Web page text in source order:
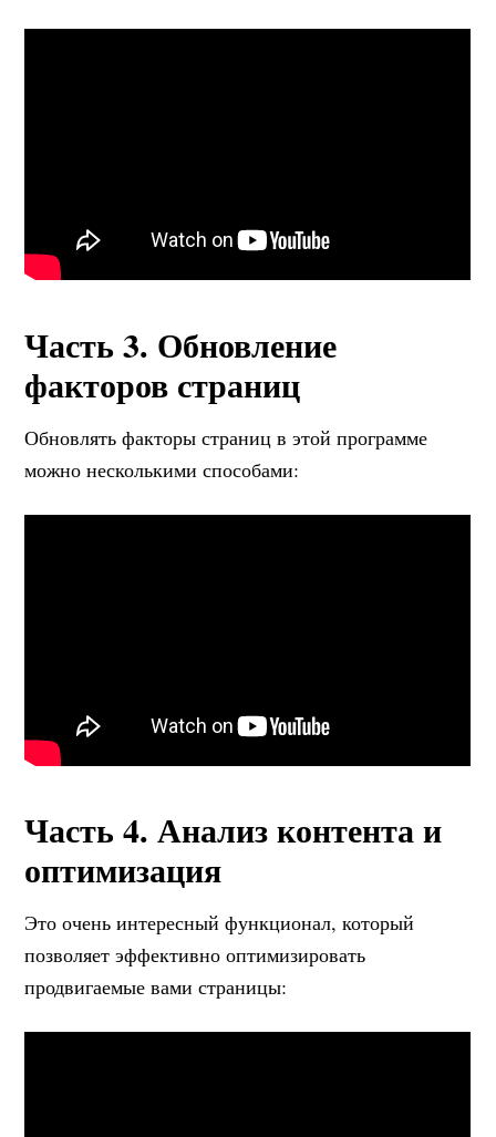
Часть 3. Обновление
факторов страниц
Обновлять факторы страниц в этой программе
можно несколькими способами:
Часть 4. Анализ контента и
оптимизация
Это очень интересный функционал, который
позволяет эффективно оптимизировать
продвигаемые вами страницы: